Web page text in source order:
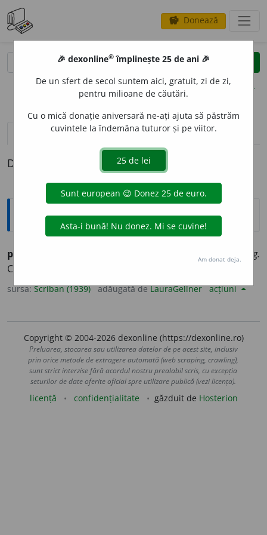
savings Donează
clear
opțiuni
definiții (1)
Definiția cu ID-ul 692948:
Explicative DEX
peritór, -oáre
peritor de foame. Fig.
Caduc, trecător, supus peiriĭ:
sursa:Scriban (1939) adăugată deLauraGellner acțiuni
Copyright © 2004-2026 dexonline (https://dexonline.ro)
Preluarea, stocarea sau utilizarea datelor de pe acest site, inclusiv
prin orice metode de extragere automată (web scraping, crawling),
sunt strict interzise fără acordul nostru prealabil scris, cu excepția
seturilor de date oferite oficial spre utilizare publică (vezi licența).
licență confidențialitate găzduit de Hosterion
🎉 dexonline® împlinește 25 de ani 🎉
De un sfert de secol suntem aici, gratuit, zi de zi,
pentru milioane de căutări.
Cu o mică donație aniversară ne-ați ajuta să păstrăm
cuvintele la îndemâna tuturor și pe viitor.
Am donat deja.